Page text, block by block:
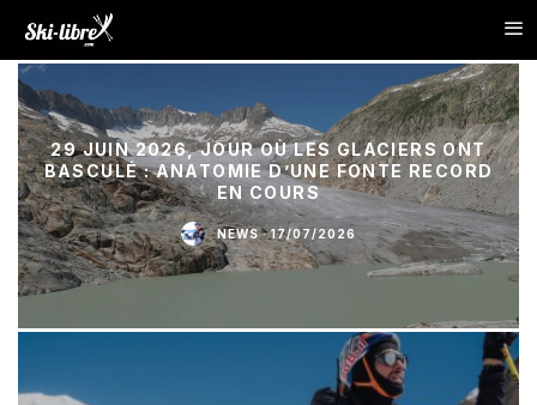
29 JUIN 2026, JOUR OÙ LES GLACIERS ONT
BASCULÉ : ANATOMIE D’UNE FONTE RECORD
EN COURS
NEWS · 17/07/2026